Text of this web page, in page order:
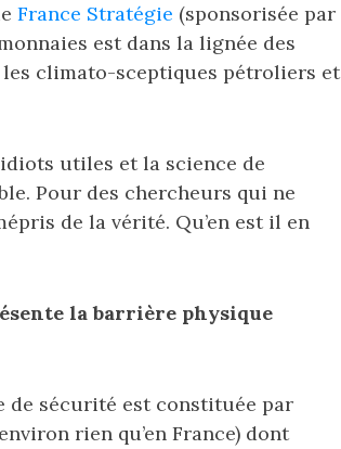
France Stratégie (sponsorisée par
est dans la lignée des
climato-sceptiques pétroliers et
utiles et la science de
Pour des chercheurs qui ne
de la vérité. Qu’en est il en
la barrière physique
de sécurité est constituée par
rien qu’en France) dont